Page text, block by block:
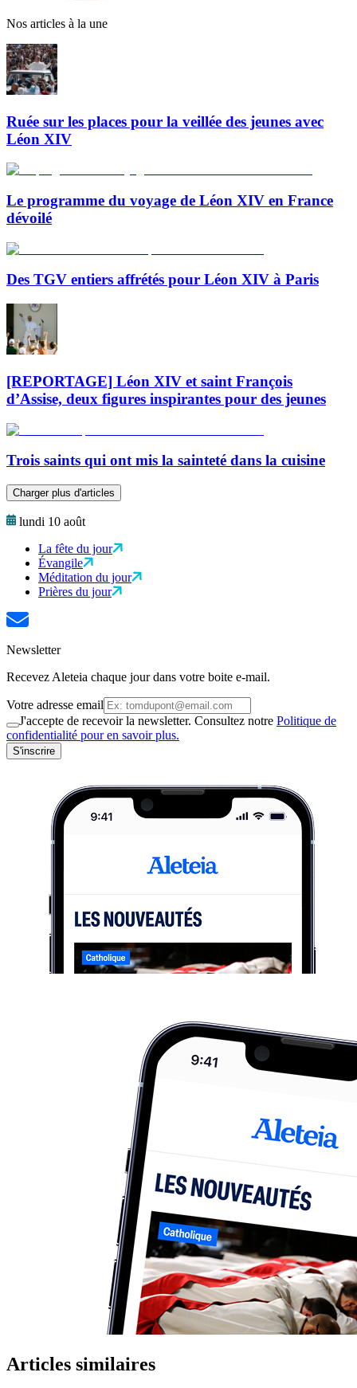
Nos articles à la une
Ruée sur les places pour la veillée des jeunes avec
Léon XIV
Le programme du voyage de Léon XIV en France
dévoilé
Des TGV entiers affrétés pour Léon XIV à Paris
[REPORTAGE] Léon XIV et saint François
d’Assise, deux figures inspirantes pour des jeunes
Trois saints qui ont mis la sainteté dans la cuisine
Charger plus d'articles
lundi 10 août
La fête du jour
Évangile
Méditation du jour
Prières du jour
Newsletter
Recevez Aleteia chaque jour dans votre boite e-mail.
Votre adresse email
J'accepte de recevoir la newsletter. Consultez notre Politique de
confidentialité pour en savoir plus.
S'inscrire
Articles similaires